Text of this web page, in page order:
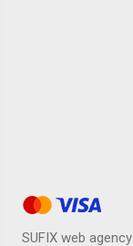
SUFIX web agency